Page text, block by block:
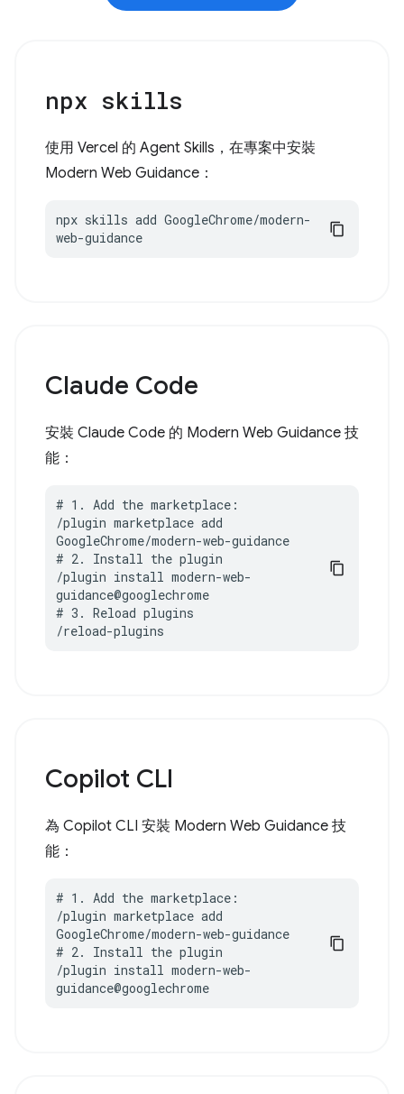
npx skills
使用 Vercel 的 Agent Skills，在專案中安裝
Modern Web Guidance：
npx skills add GoogleChrome/modern-
web-guidance
Claude Code
安裝 Claude Code 的 Modern Web Guidance 技
能：
# 1. Add the marketplace:
/plugin marketplace add
GoogleChrome/modern-web-guidance
# 2. Install the plugin
/plugin install modern-web-
guidance@googlechrome
# 3. Reload plugins
/reload-plugins
Copilot CLI
為 Copilot CLI 安裝 Modern Web Guidance 技
能：
# 1. Add the marketplace:
/plugin marketplace add
GoogleChrome/modern-web-guidance
# 2. Install the plugin
/plugin install modern-web-
guidance@googlechrome